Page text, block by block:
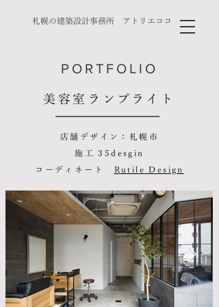
札幌の建築設計事務所 アトリエココ
PORTFOLIO
美容室ランプライト
店舗デザイン：札幌市
施工 35desgin
​コーディネート Rutile Design